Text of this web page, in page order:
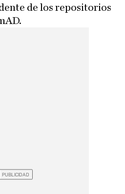
de los repositorios